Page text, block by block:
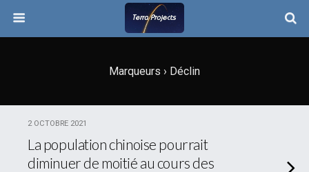
Marqueurs › Déclin
2 OCTOBRE 2021
La population chinoise pourrait
diminuer de moitié au cours des